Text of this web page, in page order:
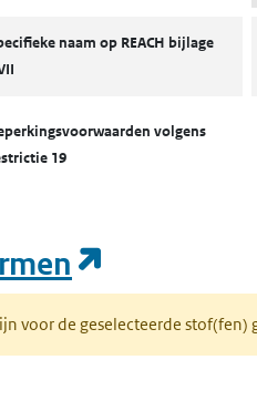
naam op REACH bijlage
volgens
19
voor de geselecteerde